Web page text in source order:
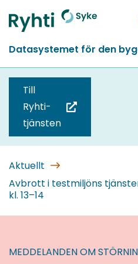
till
Förstasidan
Datasystemet för den
Till
Ryhti-
tjänsten
blir
omdirigerad
till
en
tjänst)
Aktuellt
Avbrott i testmiljöns
kl. 13–14
MEDDELANDEN OM